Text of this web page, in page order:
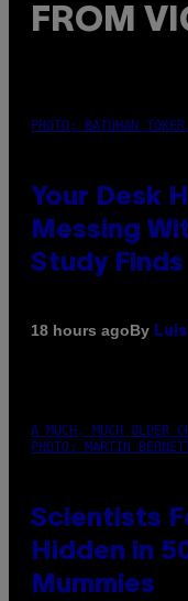
FROM
PHOTO: BATUHAN
Your Desk
Messing
Study Finds
18 hours agoBy
A MUCH, MUCH OLDER
PHOTO: MARTIN
Scientists
Hidden in
Mummies